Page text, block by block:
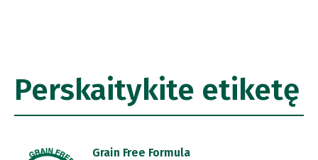
Perskaitykite etiketę
Grain Free Formula